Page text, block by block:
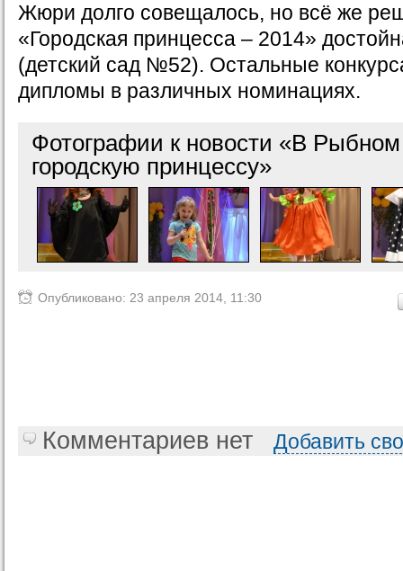
Жюри долго совещалось, но всё же
«Городская принцесса – 2014»
(детский сад №52). Остальные
дипломы в различных номинациях.
Фотографии к новости «В
городскую принцессу»
Опубликовано: 23 апреля 2014, 11:30
Комментариев нет Добавить